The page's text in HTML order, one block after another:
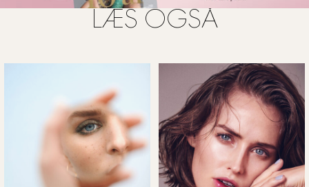
LÆS OGSÅ